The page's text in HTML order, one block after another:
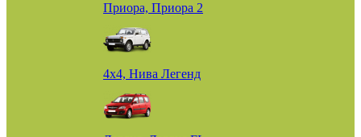
Приора, Приора 2
4х4, Нива Легенд